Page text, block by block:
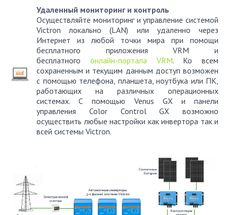
Удаленный мониторинг и контроль
Осуществляйте мониторинг и управление системой
Victron локально (LAN) или удаленно через
Интернет из любой точки мира при помощи
бесплатного приложения VRM и
бесплатного онлайн-портала VRM. Ко всем
сохраненным и текущим данным доступ возможен
с помощью телефона, планшета, ноутбука или ПК,
работающих на различных операционных
системах. С помощью Venus GX и панели
управления Color Control GX возможно
осуществить любые настройки как инвертора так и
всей системы Victron.